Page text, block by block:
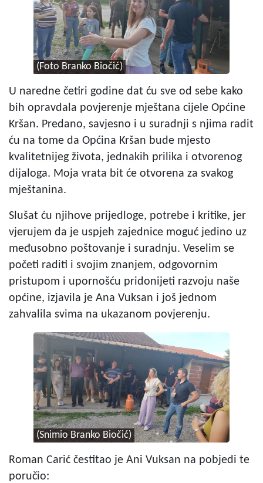
(Foto Branko Biočić)
U naredne četiri godine dat ću sve od sebe kako
bih opravdala povjerenje mještana cijele Općine
Kršan. Predano, savjesno i u suradnji s njima radit
ću na tome da Općina Kršan bude mjesto
kvalitetnijeg života, jednakih prilika i otvorenog
dijaloga. Moja vrata bit će otvorena za svakog
mještanina.
Slušat ću njihove prijedloge, potrebe i kritike, jer
vjerujem da je uspjeh zajednice moguć jedino uz
međusobno poštovanje i suradnju. Veselim se
početi raditi i svojim znanjem, odgovornim
pristupom i upornošću pridonijeti razvoju naše
općine, izjavila je Ana Vuksan i još jednom
zahvalila svima na ukazanom povjerenju.
(Snimio Branko Biočić)
Roman Carić čestitao je Ani Vuksan na pobjedi te
poručio: